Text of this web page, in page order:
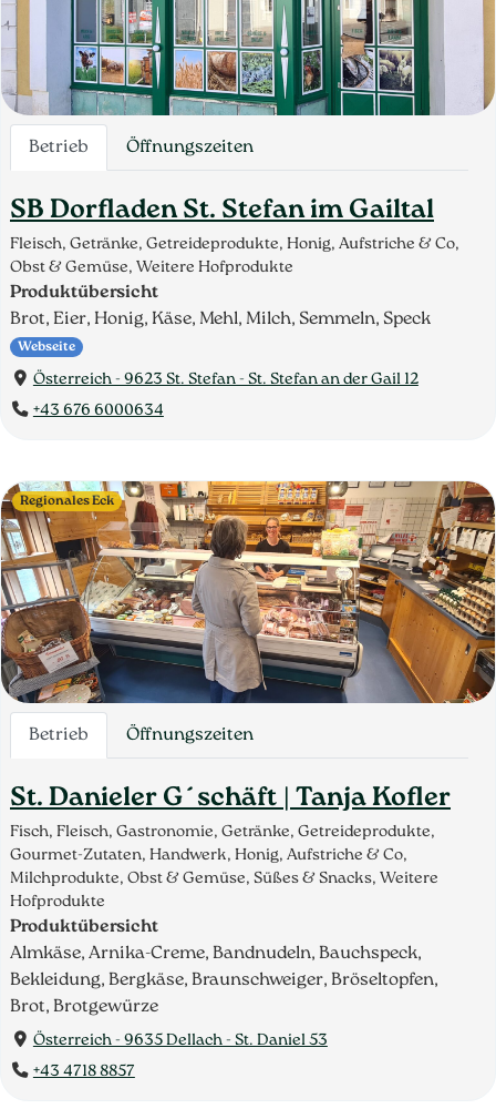
Betrieb Öffnungszeiten
SB Dorfladen St. Stefan im Gailtal
Fleisch, Getränke, Getreideprodukte, Honig, Aufstriche & Co,
Obst & Gemüse, Weitere Hofprodukte
Produktübersicht
Brot, Eier, Honig, Käse, Mehl, Milch, Semmeln, Speck
Webseite
Österreich - 9623 St. Stefan - St. Stefan an der Gail 12
+43 676 6000634
Betrieb Öffnungszeiten
St. Danieler G´schäft | Tanja Kofler
Fisch, Fleisch, Gastronomie, Getränke, Getreideprodukte,
Gourmet-Zutaten, Handwerk, Honig, Aufstriche & Co,
Milchprodukte, Obst & Gemüse, Süßes & Snacks, Weitere
Hofprodukte
Produktübersicht
Almkäse, Arnika-Creme, Bandnudeln, Bauchspeck,
Bekleidung, Bergkäse, Braunschweiger, Bröseltopfen,
Brot, Brotgewürze
Österreich - 9635 Dellach - St. Daniel 53
+43 4718 8857
Regionales Eck